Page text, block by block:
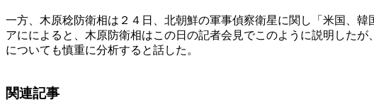
一方、木原稔防衛相は２４日、北朝鮮の軍事偵察衛星に関し「米国、
アにによると、木原防衛相はこの日の記者会見でこのように説明した
についても慎重に分析すると話した。
関連記事